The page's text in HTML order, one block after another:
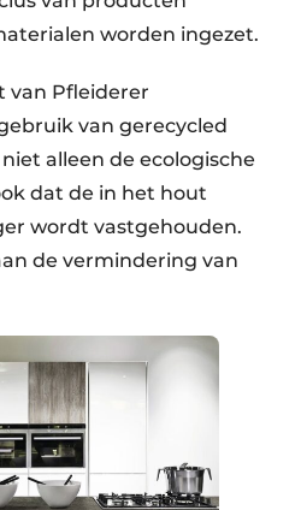
worden ingezet.
van Pfleiderer
van gerecycled
alleen de ecologische
dat de in het hout
wordt vastgehouden.
de vermindering van